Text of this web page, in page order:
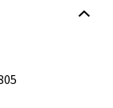
som gjør
praktisk å